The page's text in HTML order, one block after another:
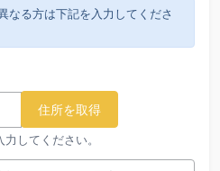
なる方は下記を入力してくださ
住所を取得
してください。